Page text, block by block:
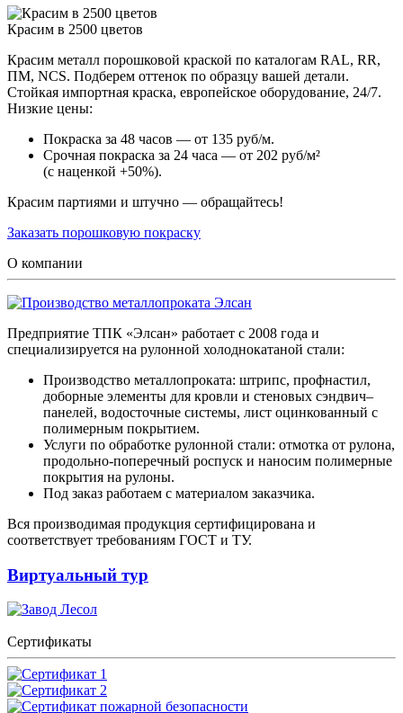
Красим в 2500 цветов
Красим металл порошковой краской по каталогам RAL, RR,
ПМ, NCS. Подберем оттенок по образцу вашей детали.
Стойкая импортная краска, европейское оборудование, 24/7.
Низкие цены:
Покраска за 48 часов — от 135 руб/м.
Срочная покраска за 24 часа — от 202 руб/м²
(с наценкой +50%).
Красим партиями и штучно — обращайтесь!
Заказать порошковую покраску
О компании
Предприятие ТПК «Элсан» работает с 2008 года и
специализируется на рулонной холоднокатаной стали:
Производство металлопроката: штрипс, профнастил,
доборные элементы для кровли и стеновых сэндвич–
панелей, водосточные системы, лист оцинкованный с
полимерным покрытием.
Услуги по обработке рулонной стали: отмотка от рулона,
продольно-поперечный роспуск и наносим полимерные
покрытия на рулоны.
Под заказ работаем с материалом заказчика.
Вся производимая продукция сертифицирована и
соответствует требованиям ГОСТ и ТУ.
Виртуальный тур
Сертификаты